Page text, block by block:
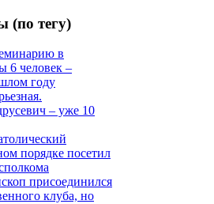
(по тегу)
в
6 человек –
году
– уже 10
порядке посетил
присоединился
клуба, но